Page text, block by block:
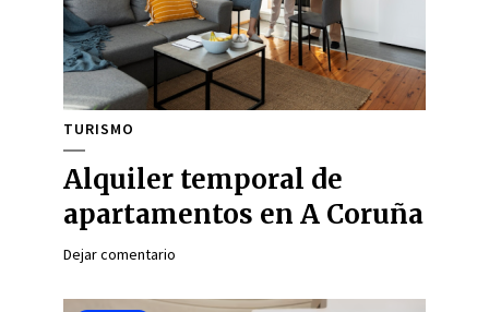
TURISMO
Alquiler temporal de
apartamentos en A Coruña
Dejar comentario